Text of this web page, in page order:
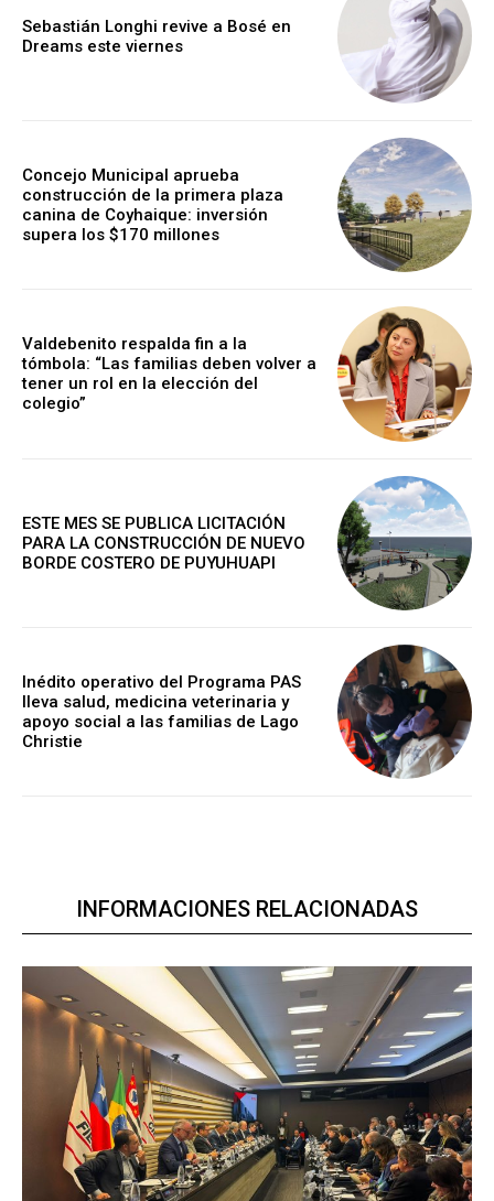
Sebastián Longhi revive a Bosé en
Dreams este viernes
Concejo Municipal aprueba
construcción de la primera plaza
canina de Coyhaique: inversión
supera los $170 millones
Valdebenito respalda fin a la
tómbola: “Las familias deben volver a
tener un rol en la elección del
colegio”
ESTE MES SE PUBLICA LICITACIÓN
PARA LA CONSTRUCCIÓN DE NUEVO
BORDE COSTERO DE PUYUHUAPI
Inédito operativo del Programa PAS
lleva salud, medicina veterinaria y
apoyo social a las familias de Lago
Christie
INFORMACIONES RELACIONADAS